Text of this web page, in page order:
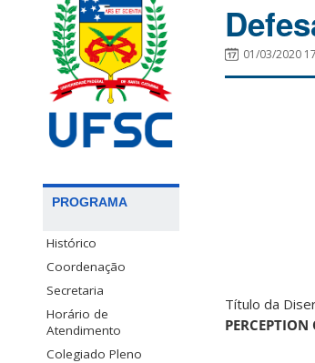
PROGRAMA
Histórico
Coordenação
Secretaria
Horário de
Atendimento
Colegiado Pleno
01/03/2020
Título da